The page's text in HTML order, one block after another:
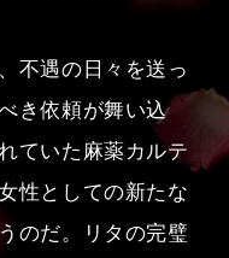
不遇の日々を送っ
き依頼が舞い込
ていた麻薬カルテ
性としての新たな
のだ。リタの完璧